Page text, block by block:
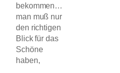
bekommen…
man muß nur
den richtigen
Blick für das
Schöne
haben,